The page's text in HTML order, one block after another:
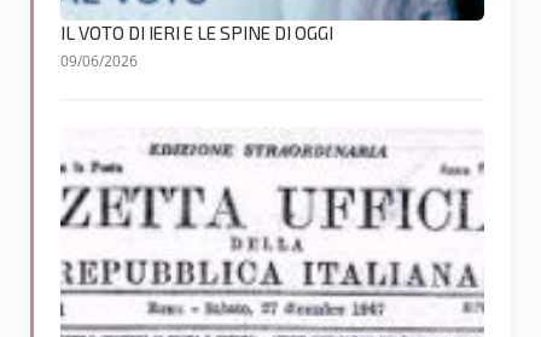
IL VOTO DI IERI E LE SPINE DI OGGI
09/06/2026